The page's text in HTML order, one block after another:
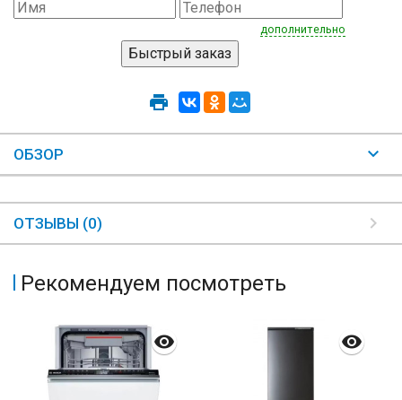
дополнительно
ОБЗОР
ОТЗЫВЫ (0)
Рекомендуем посмотреть